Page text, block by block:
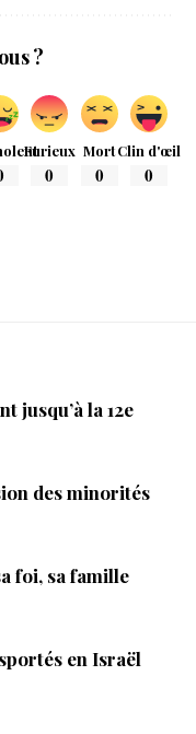
?
Furieux
0
Mort
0
Clin d'œil
0
jusqu’à la 12e
des minorités
foi, sa famille
en Israël